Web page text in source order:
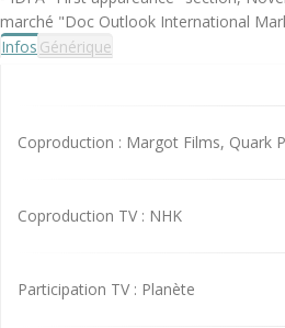
marché "Doc Outlook International
Infos Générique
Coproduction : Margot Films, Quark
Coproduction TV : NHK
Participation TV : Planète